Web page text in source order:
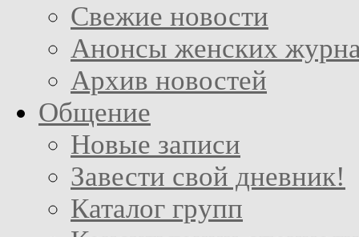
Свежие новости
Анонсы женских
Архив новостей
Общение
Новые записи
Завести свой дневник!
Каталог групп